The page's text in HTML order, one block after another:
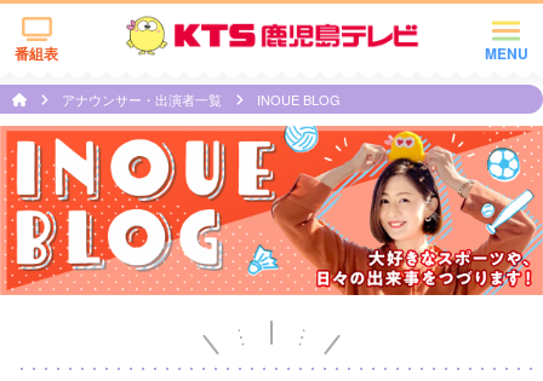
MENU
番組表
アナウンサー・出演者一覧 INOUE BLOG